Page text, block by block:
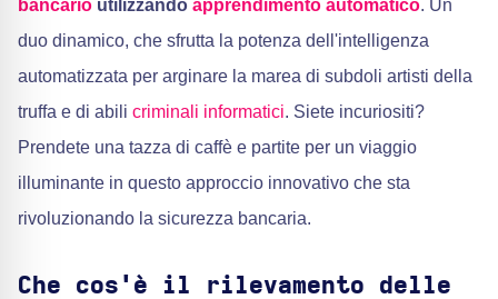
bancario utilizzando apprendimento automatico. Un
duo dinamico, che sfrutta la potenza dell'intelligenza
automatizzata per arginare la marea di subdoli artisti della
truffa e di abili criminali informatici. Siete incuriositi?
Prendete una tazza di caffè e partite per un viaggio
illuminante in questo approccio innovativo che sta
rivoluzionando la sicurezza bancaria.
Che cos'è il rilevamento delle